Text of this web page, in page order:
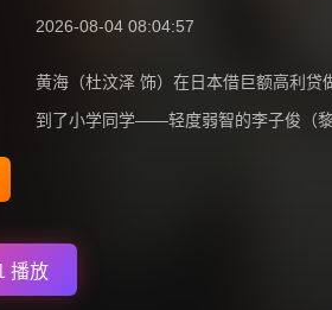
2026-08-04 08:04:57
黄海（杜汶泽 饰）在日本借巨额高利贷
到了小学同学——轻度弱智的李子俊（
播放